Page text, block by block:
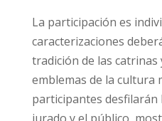
La participación es
caracterizaciones
tradición de las catrinas
emblemas de la cultura
participantes